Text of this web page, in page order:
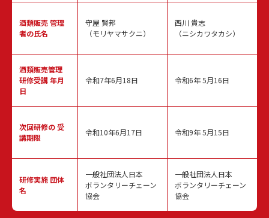
酒類販売管理
者の氏名
酒類販売管理
研修受講 年月
日
次回研修の受
講期限
研修実施 団体
名
守屋 賢邦
（モリヤマサクニ）
令和7年6月18日
令和10年6月17日
一般社団法人日本
ボランタリーチェーン
協会
西川 貴志
（ニシカワタカシ）
令和6年 5月16日
令和9年 5月15日
一般社団法人日本
ボランタリーチェーン
協会